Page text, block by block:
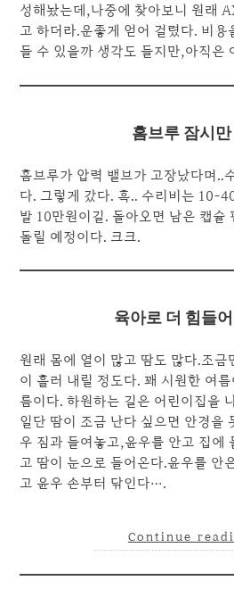
성해놨는데,나중에 찾아보니 원래
고 하더라.운좋게 얻어 걸렸다. 비용
들 수 있을까 생각도 들지만,아직은
홈브루 잠시
홈브루가 압력 밸브가 고장났다며..
다. 그렇게 갔다. 흑.. 수리비는 10-
발 10만원이길. 돌아오면 남은 캡슐
돌릴 예정이다. 크크.
육아로 더 힘들
원래 몸에 열이 많고 땀도 많다.조금
이 흘러 내릴 정도다. 꽤 시원한 여
름이다. 하원하는 길은 어린이집을
일단 땀이 조금 난다 싶으면 안경을
우 짐과 들여놓고,윤우를 안고 집에
고 땀이 눈으로 들어온다.윤우를 안
고 윤우 손부터 닦인다….
Continue